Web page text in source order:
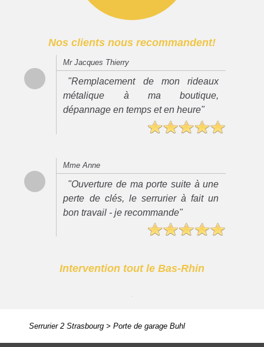
Nos clients nous recommandent!
Mr Jacques Thierry
"Remplacement de mon rideaux
métalique à ma boutique,
dépannage en temps et en heure"
Mme Anne
"Ouverture de ma porte suite à une
perte de clés, le serrurier à fait un
bon travail - je recommande"
Intervention tout le Bas-Rhin
Serrurier 2 Strasbourg> Porte de garage Buhl